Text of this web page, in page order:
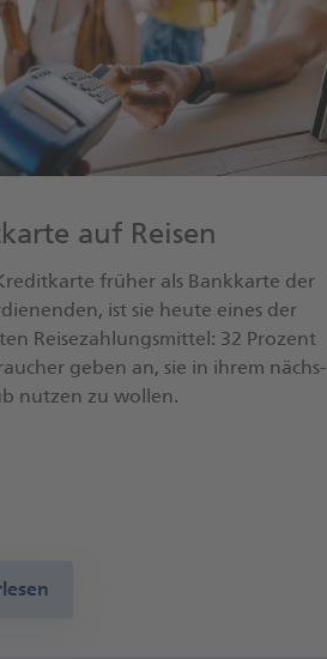
auf Reisen
frü­her als Bank­kar­te der
ist sie heu­te ei­nes der
Rei­se­zah­lungs­mit­tel: 32 Pro­zent
ge­ben an, sie in ih­rem nächs­
nut­zen zu wol­len.